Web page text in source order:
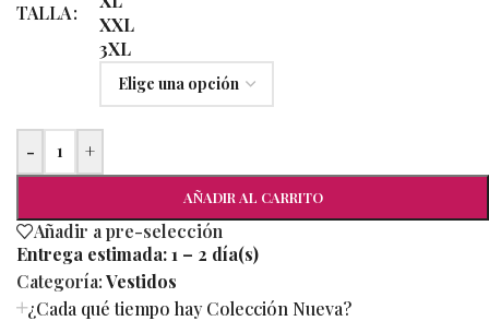
TALLA
XXL
3XL
- +
AÑADIR AL CARRITO
Añadir a pre-selección
Entrega estimada:1 – 2 día(s)
Categoría:Vestidos
¿Cada qué tiempo hay Colección Nueva?